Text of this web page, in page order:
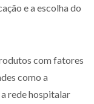
e a escolha do
com fatores
como a
rede hospitalar